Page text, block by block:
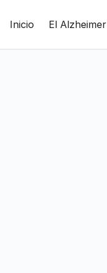
Inicio El Alzheimer